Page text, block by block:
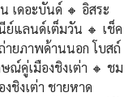
เดอะบันด์ 🔸 อิสระ
แลนด์เต็มวัน 🔸 เช็ค
ายภาพด้านนอก โบสถ์
ณ์คู่เมืองชิงเต่า 🔸 ชม
ชิงเต่า ชายหาด